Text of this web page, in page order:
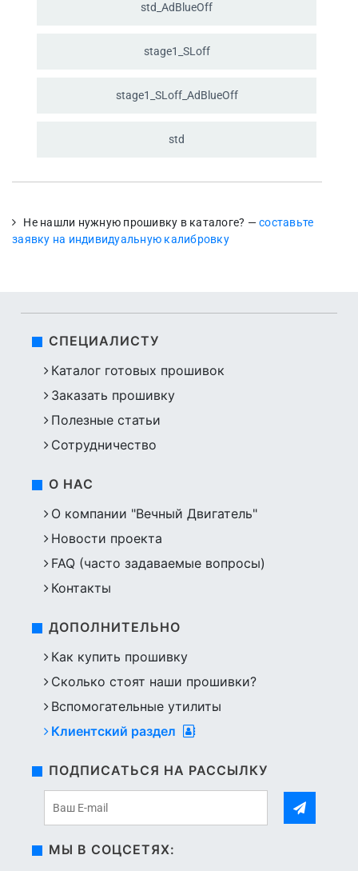
std_ AdBlueOff
stage1_ SLoff
stage1_ SLoff_ AdBlueOff
std
Не нашли нужную прошивку в каталоге? —составьте
заявку на индивидуальную калибровку
СПЕЦИАЛИСТУ
Каталог готовых прошивок
Заказать прошивку
Полезные статьи
Сотрудничество
О НАС
О компании "Вечный Двигатель"
Новости проекта
FAQ (часто задаваемые вопросы)
Контакты
ДОПОЛНИТЕЛЬНО
Как купить прошивку
Сколько стоят наши прошивки?
Вспомогательные утилиты
Клиентский раздел
ПОДПИСАТЬСЯ НА РАССЫЛКУ
МЫ В СОЦСЕТЯХ: